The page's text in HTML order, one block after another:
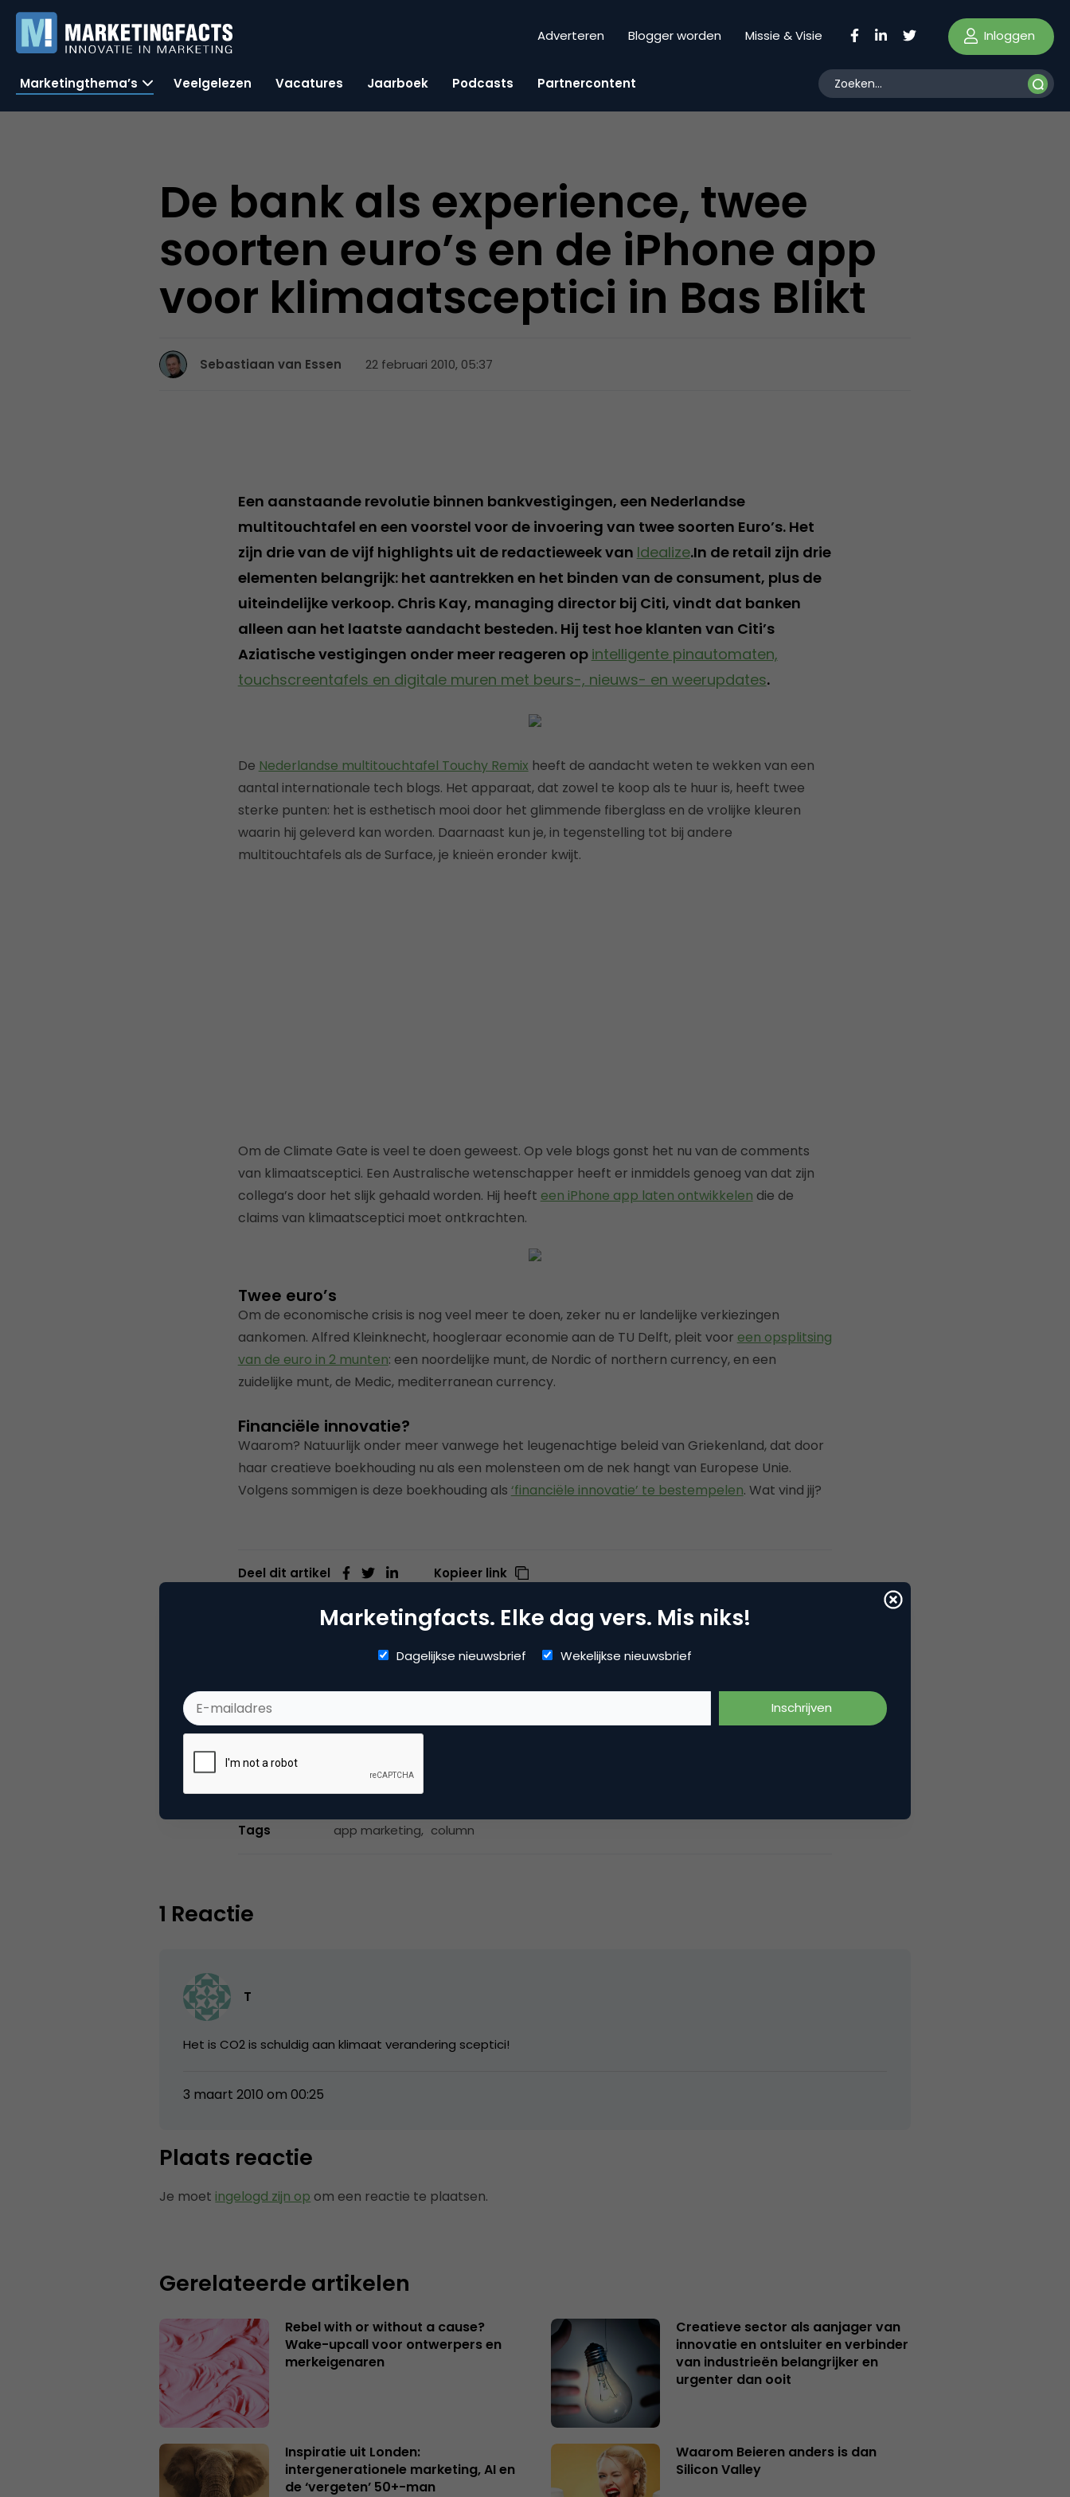
Adverteren Blogger worden Missie & Visie Inloggen
Marketingthema’s Veelgelezen Vacatures Jaarboek Podcasts Partnercontent
De bank als experience, twee
soorten euro’s en de iPhone app
voor klimaatsceptici in Bas Blikt
Sebastiaan van Essen 22 februari 2010, 05:37
Een aanstaande revolutie binnen bankvestigingen, een Nederlandse
multitouchtafel en een voorstel voor de invoering van twee soorten Euro’s. Het
zijn drie van de vijf highlights uit de redactieweek van Idealize.In de retail zijn drie
elementen belangrijk: het aantrekken en het binden van de consument, plus de
uiteindelijke verkoop. Chris Kay, managing director bij Citi, vindt dat banken
alleen aan het laatste aandacht besteden. Hij test hoe klanten van Citi’s
Aziatische vestigingen onder meer reageren op intelligente pinautomaten,
touchscreentafels en digitale muren met beurs-, nieuws- en weerupdates.
De Nederlandse multitouchtafel Touchy Remix heeft de aandacht weten te wekken van een
aantal internationale tech blogs. Het apparaat, dat zowel te koop als te huur is, heeft twee
sterke punten: het is esthetisch mooi door het glimmende fiberglass en de vrolijke kleuren
waarin hij geleverd kan worden. Daarnaast kun je, in tegenstelling tot bij andere
multitouchtafels als de Surface, je knieën eronder kwijt.
Om de Climate Gate is veel te doen geweest. Op vele blogs gonst het nu van de comments
van klimaatsceptici. Een Australische wetenschapper heeft er inmiddels genoeg van dat zijn
collega’s door het slijk gehaald worden. Hij heeft een iPhone app laten ontwikkelen die de
claims van klimaatsceptici moet ontkrachten.
Twee euro’s
Om de economische crisis is nog veel meer te doen, zeker nu er landelijke verkiezingen
aankomen. Alfred Kleinknecht, hoogleraar economie aan de TU Delft, pleit voor een opsplitsing
van de euro in 2 munten: een noordelijke munt, de Nordic of northern currency, en een
zuidelijke munt, de Medic, mediterranean currency.
Financiële innovatie?
Waarom? Natuurlijk onder meer vanwege het leugenachtige beleid van Griekenland, dat door
haar creatieve boekhouding nu als een molensteen om de nek hangt van Europese Unie.
Volgens sommigen is deze boekhouding als ‘financiële innovatie’ te bestempelen. Wat vind jij?
Deel dit artikel Kopieer link
Sebastiaan van Essen
Commerce
Tags app marketing, column
1 Reactie
T
Het is CO2 is schuldig aan klimaat verandering sceptici!
3 maart 2010 om 00:25
Plaats reactie
Je moet ingelogd zijn op om een reactie te plaatsen.
Gerelateerde artikelen
Rebel with or without a cause?
Wake-upcall voor ontwerpers en
merkeigenaren
Creatieve sector als aanjager van
innovatie en ontsluiter en verbinder
van industrieën belangrijker en
urgenter dan ooit
Inspiratie uit Londen:
intergenerationele marketing, AI en
de ‘vergeten’ 50+-man
Waarom Beieren anders is dan
Silicon Valley
Marketingfacts. Elke dag vers. Mis niks!
Dagelijkse nieuwsbrief Wekelijkse nieuwsbrief